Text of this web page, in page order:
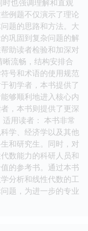
也强调理解和直观
例题不仅演示了理论
题的思路和方法。大
巩固到复杂问题的解
助读者检验和加深对
流畅，结构安排合
号和术语的使用规范
初学者，本书提供了
够顺利地进入核心内
，本书则提供了更深
用读者： 本书非常
学、经济学以及其他
和研究生。同时，对
数能力的科研人员和
的参考书。通过本书
分析和线性代数的工
题，为进一步的专业